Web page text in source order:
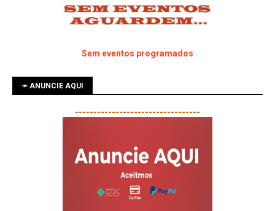
Sem eventos programados
➛ ANUNCIE AQUI
----------------------------------